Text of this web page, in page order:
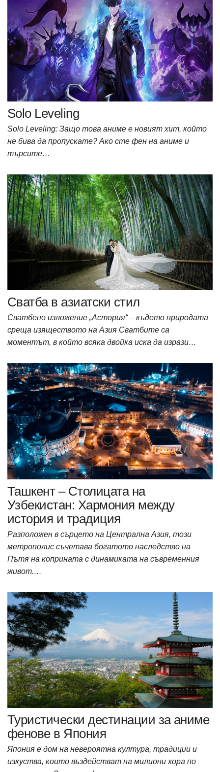
Solo Leveling
Solo Leveling: Защо това аниме е новият хит, който
не бива да пропускате? Ако сте фен на аниме и
търсите…
Сватба в азиатски стил
Сватбено изложение „Астория“ – където природата
среща изяществото на Азия Сватбите са
моментът, в който всяка двойка иска да изрази…
Ташкент – Столицата на
Узбекистан: Хармония между
история и традиция
Разположен в сърцето на Централна Азия, този
метрополис съчетава богатото наследство на
Пътя на коприната с динамиката на съвременния
живот.…
Туристически дестинации за аниме
фенове в Япония
Япония е дом на невероятна култура, традиции и
изкуства, които въздействат на милиони хора по